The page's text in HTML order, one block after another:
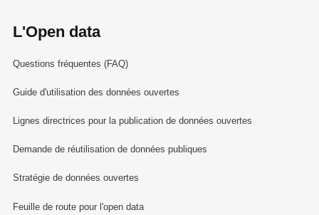
L'Open data
Questions fréquentes (FAQ)
Guide d'utilisation des données ouvertes
Lignes directrices pour la publication de données ouvertes
Demande de réutilisation de données publiques
Stratégie de données ouvertes
Feuille de route pour l'open data